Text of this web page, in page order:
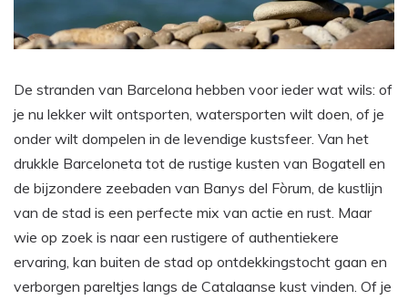
De stranden van Barcelona hebben voor ieder wat wils: of
je nu lekker wilt ontsporten, watersporten wilt doen, of je
onder wilt dompelen in de levendige kustsfeer. Van het
drukkle Barceloneta tot de rustige kusten van Bogatell en
de bijzondere zeebaden van Banys del Fòrum, de kustlijn
van de stad is een perfecte mix van actie en rust. Maar
wie op zoek is naar een rustigere of authentiekere
ervaring, kan buiten de stad op ontdekkingstocht gaan en
verborgen pareltjes langs de Catalaanse kust vinden. Of je